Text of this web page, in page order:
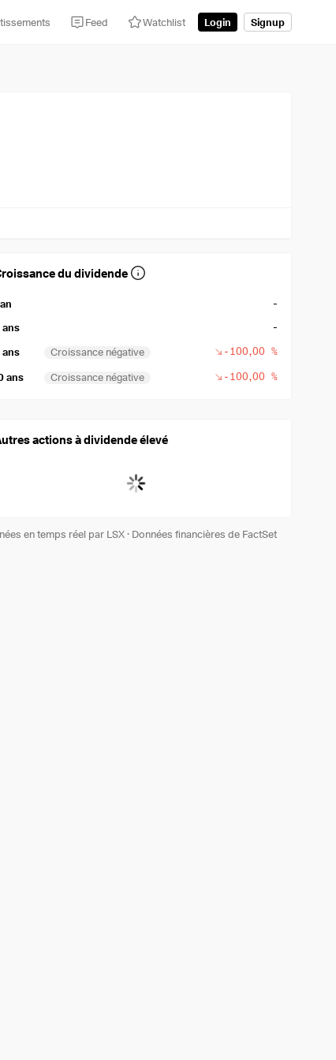
Feed Watchlist Login Signup
du dividende
-
ans -
ans Croissance négative -100,00 %
ans Croissance négative -100,00 %
actions à dividende élevé
en temps réel par LSX· Données financières de FactSet